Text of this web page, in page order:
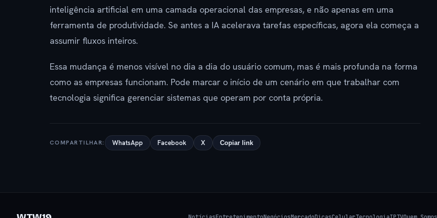
inteligência artificial em uma camada operacional das empresas, e não apenas em uma
ferramenta de produtividade. Se antes a IA acelerava tarefas específicas, agora ela começa a
assumir fluxos inteiros.
Essa mudança é menos visível no dia a dia do usuário comum, mas é mais profunda na forma
como as empresas funcionam. Pode marcar o início de um cenário em que trabalhar com
tecnologia significa gerenciar sistemas que operam por conta própria.
COMPARTILHAR: WhatsApp Facebook X Copiar link